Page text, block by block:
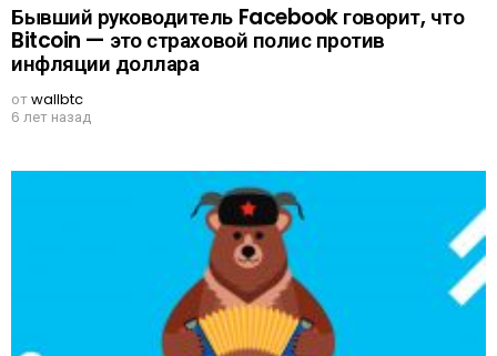
Бывший руководитель Facebook говорит, что
Bitcoin — это страховой полис против
инфляции доллара
отwallbtc
6 лет назад